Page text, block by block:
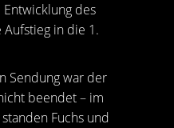
des
in die 1.
Sendung war der
beendet – im
Fuchs und